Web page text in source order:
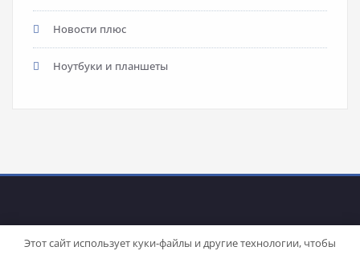
Новости плюс
Ноутбуки и планшеты
Этот сайт использует куки-файлы и другие технологии, чтобы